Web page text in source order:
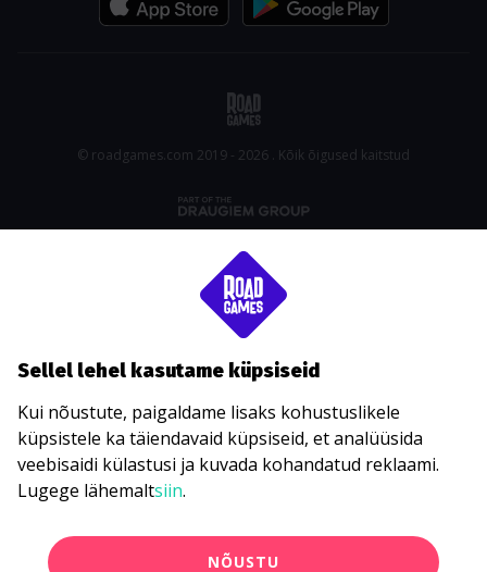
© roadgames.com 2019 - 2026 . Kõik õigused kaitstud
Sellel lehel kasutame küpsiseid
Kui nõustute, paigaldame lisaks kohustuslikele
küpsistele ka täiendavaid küpsiseid, et analüüsida
veebisaidi külastusi ja kuvada kohandatud reklaami.
Lugege lähemaltsiin.
NÕUSTU